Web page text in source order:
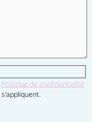
Politique de confidentialité